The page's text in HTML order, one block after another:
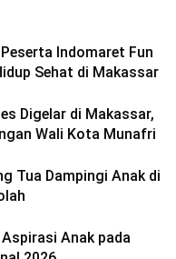
Indomaret Fun
Sehat di Makassar
Digelar di Makassar,
Wali Kota Munafri
Tua Dampingi Anak di
Anak pada